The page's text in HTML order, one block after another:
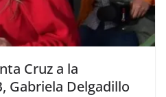
Cruz a la
Gabriela Delgadillo